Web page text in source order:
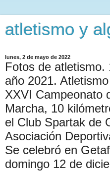
atletismo y
lunes, 2 de mayo de 2022
Fotos de atletismo.
año 2021.
XXVI Campeonato
Marcha, 10
el Club Spartak de
Asociación
Se celebró en
domingo 12 de